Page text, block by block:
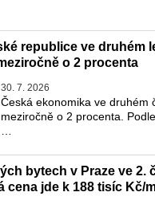
republice ve druhém
o 2 procenta
30. 7. 2026
Česká ekonomika ve druhém
meziročně o 2 procenta.
bytech v Praze ve 2.
cena jde k 188 tisíc Kč/